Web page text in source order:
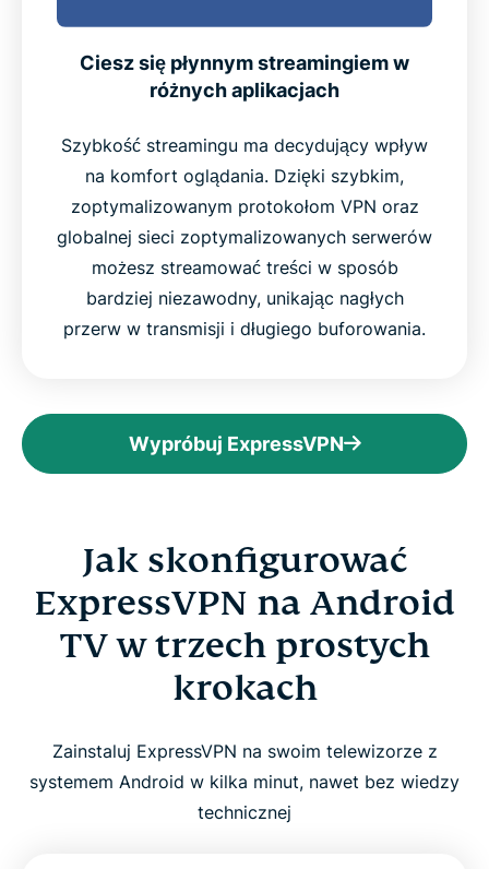
Ciesz się płynnym streamingiem w
różnych aplikacjach
Szybkość streamingu ma decydujący wpływ
na komfort oglądania. Dzięki szybkim,
zoptymalizowanym protokołom VPN oraz
globalnej sieci zoptymalizowanych serwerów
możesz streamować treści w sposób
bardziej niezawodny, unikając nagłych
przerw w transmisji i długiego buforowania.
Wypróbuj ExpressVPN
Jak skonfigurować
ExpressVPN na Android
TV w trzech prostych
krokach
Zainstaluj ExpressVPN na swoim telewizorze z
systemem Android w kilka minut, nawet bez wiedzy
technicznej